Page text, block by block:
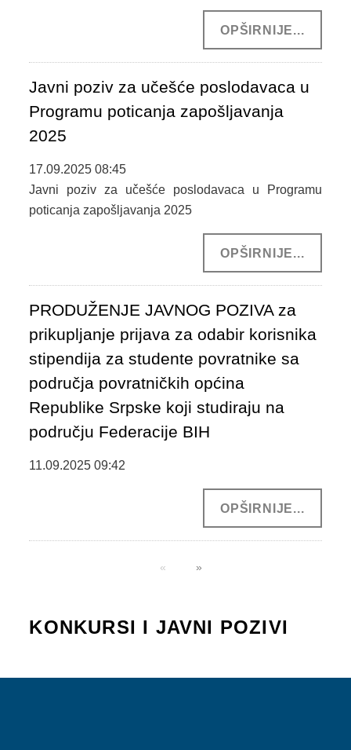
OPŠIRNIJE...
Javni poziv za učešće poslodavaca u
Programu poticanja zapošljavanja
2025
17.09.2025 08:45
Javni poziv za učešće poslodavaca u Programu
poticanja zapošljavanja 2025
OPŠIRNIJE...
PRODUŽENJE JAVNOG POZIVA za
prikupljanje prijava za odabir korisnika
stipendija za studente povratnike sa
područja povratničkih općina
Republike Srpske koji studiraju na
području Federacije BIH
11.09.2025 09:42
OPŠIRNIJE...
KONKURSI I JAVNI POZIVI